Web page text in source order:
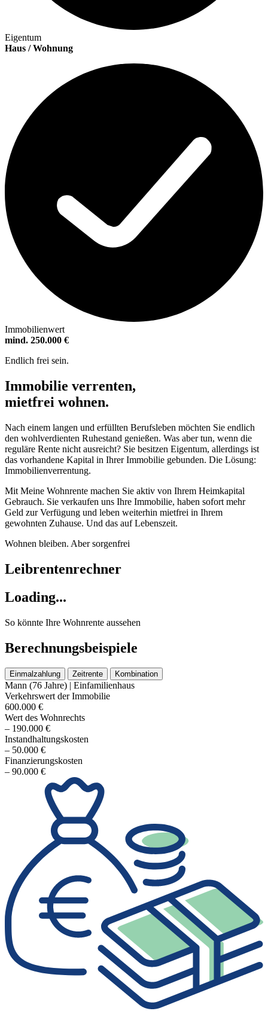
Eigentum
Haus / Wohnung
Immobilienwert
mind. 250.000 €
Endlich frei sein.
Immobilie verrenten,
mietfrei wohnen.
Nach einem langen und erfüllten Berufsleben möchten Sie endlich
den wohlverdienten Ruhestand genießen. Was aber tun, wenn die
reguläre Rente nicht ausreicht? Sie besitzen Eigentum, allerdings ist
das vorhandene Kapital in Ihrer Immobilie gebunden. Die Lösung:
Immobilienverrentung.
Mit Meine Wohnrente machen Sie aktiv von Ihrem Heimkapital
Gebrauch. Sie verkaufen uns Ihre Immobilie, haben sofort mehr
Geld zur Verfügung und leben weiterhin mietfrei in Ihrem
gewohnten Zuhause. Und das auf Lebenszeit.
Wohnen bleiben. Aber sorgenfrei
Leibrentenrechner
Loading...
So könnte Ihre Wohnrente aussehen
Berechnungs­beispiele
Einmalzahlung Zeitrente Kombination
Mann (76 Jahre) | Einfamilienhaus
Verkehrswert der Immobilie
600.000 €
Wert des Wohnrechts
– 190.000 €
In­stand­hal­tungs­­kosten
– 50.000 €
Finanzierungs­kosten
– 90.000 €